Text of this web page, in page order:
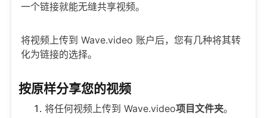
一个链接就能无缝共享视频。
将视频上传到 Wave.video 账户后，您有几种将其转
化为链接的选择。
按原样分享您的视频
将任何视频上传到 Wave.video项目文件夹。